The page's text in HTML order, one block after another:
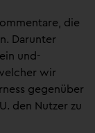
die
Darunter
und-
wir
gegenüber
den Nutzer zu